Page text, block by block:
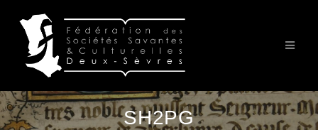
au
contenu
SH2PG